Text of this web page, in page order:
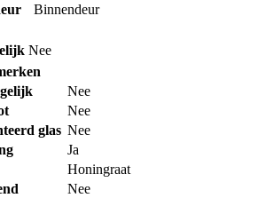
Binnendeur
Nee
Nee
Nee
glas Nee
Ja
Honingraat
Nee